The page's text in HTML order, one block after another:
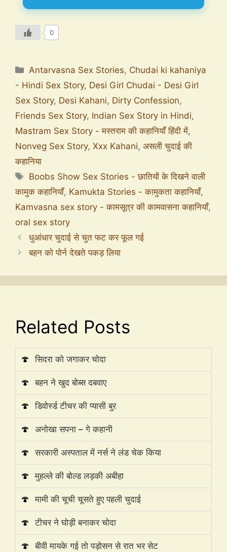
0
Antarvasna Sex Stories, Chudai ki kahaniya
- Hindi Sex Story, Desi Girl Chudai - Desi Girl
Sex Story, Desi Kahani, Dirty Confession,
Friends Sex Story, Indian Sex Story in Hindi,
Mastram Sex Story - मस्तराम की कहानियाँ हिंदी में,
Nonveg Sex Story, Xxx Kahani, असली चुदाई की
कहानिया
Boobs Show Sex Stories - छातियों के दिखने वाली
कामुक कहानियाँ, Kamukta Stories - कामुकता कहानियाँ,
Kamvasna sex story - कामसूत्र की कामवासना कहानियाँ,
oral sex story
धुआंधार चुदाई से चुत फट कर फूल गई
बहन को पोर्न देखते पकड़ लिया
Related Posts
🍄 सिदरा को जगाकर चोदा
🍄 बहन ने खुद बोब्स दबवाए
🍄 डिवोर्स्ड टीचर की प्यासी बुर
🍄 अनोखा सपना – गे कहानी
🍄 सरकारी अस्पताल में नर्स ने लंड चेक किया
🍄 मुहल्ले की बोल्ड लड़की अबीहा
🍄 मामी की चूची चूसते हुए पहली चुदाई
🍄 टीचर ने घोड़ी बनाकर चोदा
🍄 बीवी मायके गई तो पड़ोसन से रात भर सेट